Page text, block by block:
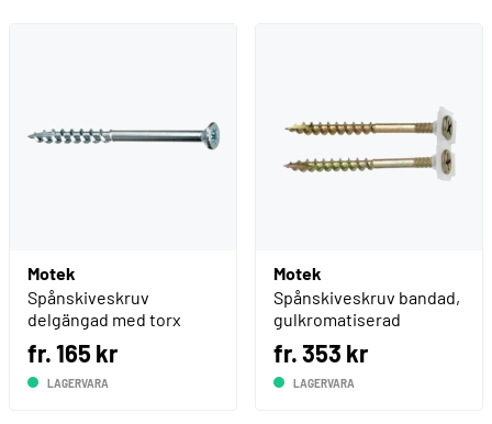
Motek
Spånskiveskruv
delgängad med torx
fr. 165 kr
LAGERVARA
Motek
Spånskiveskruv bandad,
gulkromatiserad
fr. 353 kr
LAGERVARA